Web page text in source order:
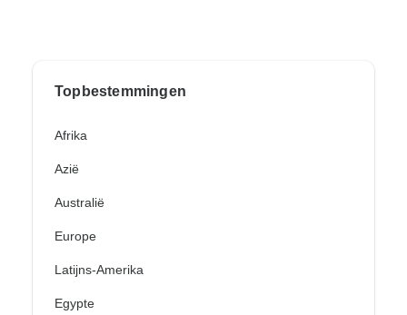
Topbestemmingen
Afrika
Azië
Australië
Europe
Latijns-Amerika
Egypte